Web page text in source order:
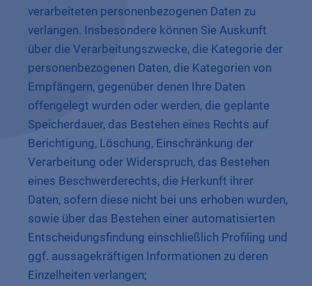
verarbeiteten personenbezogenen Daten zu
verlangen. Insbesondere können Sie Auskunft
über die Verarbeitungszwecke, die Kategorie der
personenbezogenen Daten, die Kategorien von
Empfängern, gegenüber denen Ihre Daten
offengelegt wurden oder werden, die geplante
Speicherdauer, das Bestehen eines Rechts auf
Berichtigung, Löschung, Einschränkung der
Verarbeitung oder Widerspruch, das Bestehen
eines Beschwerderechts, die Herkunft ihrer
Daten, sofern diese nicht bei uns erhoben wurden,
sowie über das Bestehen einer automatisierten
Entscheidungsfindung einschließlich Profiling und
ggf. aussagekräftigen Informationen zu deren
Einzelheiten verlangen;